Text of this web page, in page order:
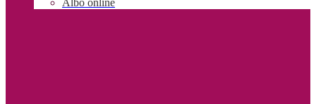
Albo online